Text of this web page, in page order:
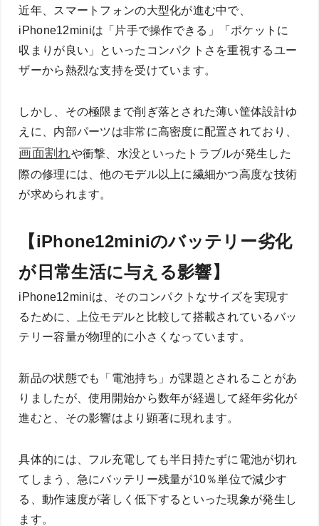
近年、スマートフォンの大型化が進む中で、
iPhone12miniは「片手で操作できる」「ポケットに
収まりが良い」といったコンパクトさを重視するユー
ザーから熱烈な支持を受けています。
しかし、その極限まで削ぎ落とされた薄い筐体設計ゆ
えに、内部パーツは非常に高密度に配置されており、
画面割れや衝撃、水没といったトラブルが発生した
際の修理には、他のモデル以上に繊細かつ高度な技術
が求められます。
【iPhone12miniのバッテリー劣化
が日常生活に与える影響】
iPhone12miniは、そのコンパクトなサイズを実現す
るために、上位モデルと比較して搭載されているバッ
テリー容量が物理的に小さくなっています。
新品の状態でも「電池持ち」が課題とされることがあ
りましたが、使用開始から数年が経過して経年劣化が
進むと、その影響はより顕著に現れます。
具体的には、フル充電しても半日持たずに電池が切れ
てしまう、急にバッテリー残量が10％単位で減少す
る、動作速度が著しく低下するといった現象が発生し
ます。